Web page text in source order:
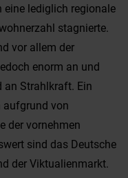
eine lediglich regionale
stagnierte.
vor allem der
enorm an und
an Strahlkraft. Ein
aufgrund von
der vornehmen
sind das Deutsche
der Viktualienmarkt.